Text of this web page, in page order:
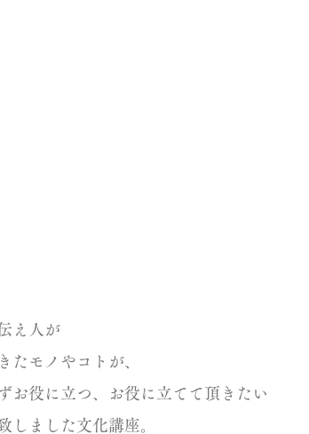
え人が
たモノやコトが、
お役に立つ、お役に立てて頂きたい
しました文化講座。